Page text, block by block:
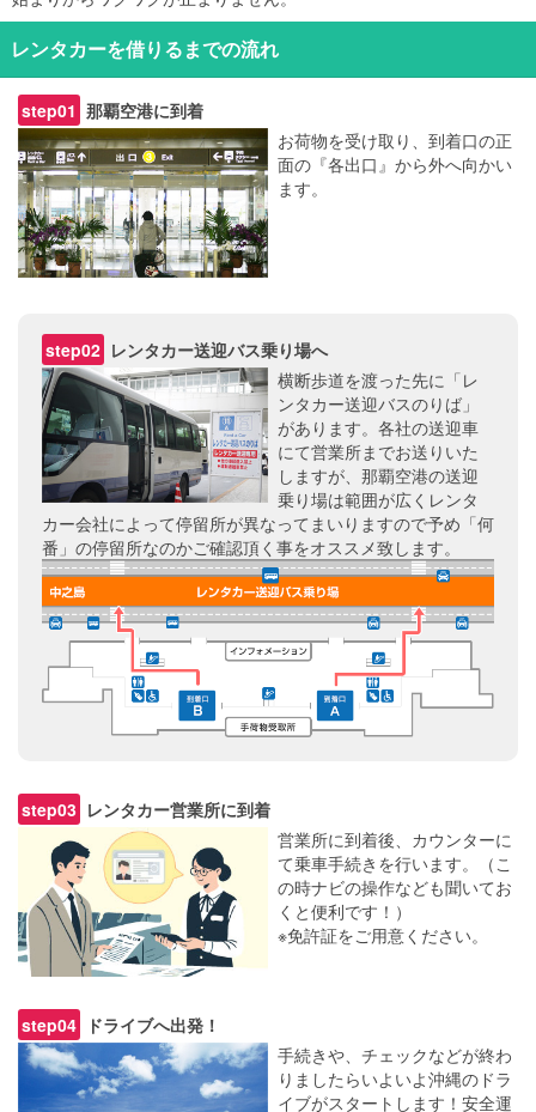
レンタカーを借りるまでの流れ
那覇空港に到着
お荷物を受け取り、到着口の正
面の『各出口』から外へ向かい
ます。
レンタカー送迎バス乗り場へ
横断歩道を渡った先に「レ
ンタカー送迎バスのりば」
があります。各社の送迎車
にて営業所までお送りいた
しますが、那覇空港の送迎
乗り場は範囲が広くレンタ
カー会社によって停留所が異なってまいりますので予め「何
番」の停留所なのかご確認頂く事をオススメ致します。
レンタカー営業所に到着
営業所に到着後、カウンターに
て乗車手続きを行います。（こ
の時ナビの操作なども聞いてお
くと便利です！）
※免許証をご用意ください。
ドライブへ出発！
手続きや、チェックなどが終わ
りましたらいよいよ沖縄のドラ
イブがスタートします！安全運